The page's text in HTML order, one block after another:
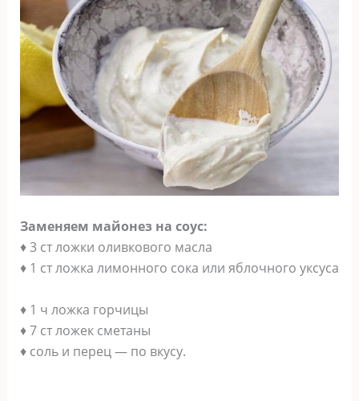
Заменяем майонез на соус:
♦ 3 ст ложки оливкового масла
♦ 1 ст ложка лимонного сока или яблочного уксуса
♦ 1 ч ложка горчицы
♦ 7 ст ложек сметаны
♦ соль и перец — по вкусу.